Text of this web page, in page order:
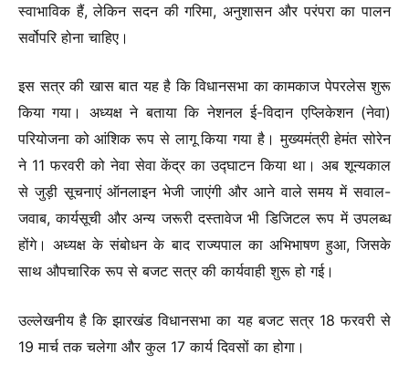
स्वाभाविक हैं, लेकिन सदन की गरिमा, अनुशासन और परंपरा का पालन
सर्वोपरि होना चाहिए।
इस सत्र की खास बात यह है कि विधानसभा का कामकाज पेपरलेस शुरू
किया गया। अध्यक्ष ने बताया कि नेशनल ई-विदान एप्लिकेशन (नेवा)
परियोजना को आंशिक रूप से लागू किया गया है। मुख्यमंत्री हेमंत सोरेन
ने 11 फरवरी को नेवा सेवा केंद्र का उद्घाटन किया था। अब शून्यकाल
से जुड़ी सूचनाएं ऑनलाइन भेजी जाएंगी और आने वाले समय में सवाल-
जवाब, कार्यसूची और अन्य जरूरी दस्तावेज भी डिजिटल रूप में उपलब्ध
होंगे। अध्यक्ष के संबोधन के बाद राज्यपाल का अभिभाषण हुआ, जिसके
साथ औपचारिक रूप से बजट सत्र की कार्यवाही शुरू हो गई।
उल्लेखनीय है कि झारखंड विधानसभा का यह बजट सत्र 18 फरवरी से
19 मार्च तक चलेगा और कुल 17 कार्य दिवसों का होगा।